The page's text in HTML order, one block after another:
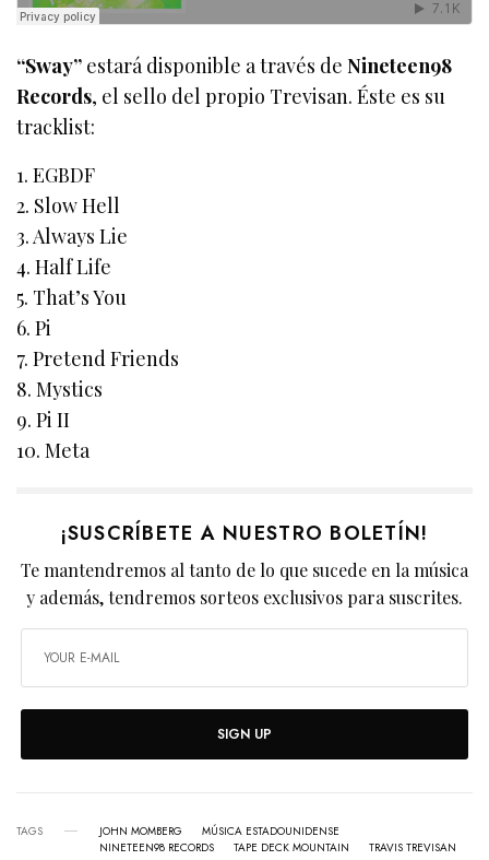
“Sway” estará disponible a través deNineteen98
Records, el sello del propio Trevisan. Éste es su
tracklist:
1. EGBDF
2. Slow Hell
3. Always Lie
4. Half Life
5. That’s You
6. Pi
7. Pretend Friends
8. Mystics
9. Pi II
10. Meta
¡SUSCRÍBETE A NUESTRO BOLETÍN!
Te mantendremos al tanto de lo que sucede en la música
y además, tendremos sorteos exclusivos para suscrites.
SIGN UP
TAGS JOHN MOMBERG
MÚSICA ESTADOUNIDENSE
NINETEEN98 RECORDS
TAPE DECK MOUNTAIN TRAVIS TREVISAN